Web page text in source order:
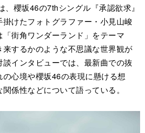
、櫻坂46の7thシングル『承認欲求』
けたフォトグラファー・小見山峻
街角ワンダーランド」をテーマ
するかのような不思議な世界観が
インタビューでは、最新曲での抜
心境や櫻坂46の表現に懸ける想
係性などについて語っている。